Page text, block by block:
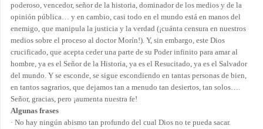
poderoso, vencedor, señor de la historia, dominador de los medios y de la
opinión pública… y en cambio, casi todo en el mundo está en manos del
enemigo, que manipula la justicia y la verdad (¡cuánta censura en nuestros
medios sobre el proceso al doctor Morín!). Y, sin embargo, este Dios
crucificado, que acepta ceder una parte de su Poder infinito para amar al
hombre, ya es el Señor de la Historia, ya es el Resucitado, ya es el Salvador
del mundo. Y se esconde, se sigue escondiendo en tantas personas de bien,
en tantos sagrarios, que dejamos tan a menudo tan desiertos, tan solos….
Señor, gracias, pero ¡aumenta nuestra fe!
Algunas frases
· No hay ningún abismo tan profundo del cual Dios no te pueda sacar.